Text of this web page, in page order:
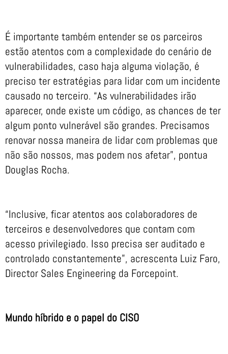
É importante também entender se os parceiros
estão atentos com a complexidade do cenário de
vulnerabilidades, caso haja alguma violação, é
preciso ter estratégias para lidar com um incidente
causado no terceiro. “As vulnerabilidades irão
aparecer, onde existe um código, as chances de ter
algum ponto vulnerável são grandes. Precisamos
renovar nossa maneira de lidar com problemas que
não são nossos, mas podem nos afetar”, pontua
Douglas Rocha.
“Inclusive, ficar atentos aos colaboradores de
terceiros e desenvolvedores que contam com
acesso privilegiado. Isso precisa ser auditado e
controlado constantemente”, acrescenta Luiz Faro,
Director Sales Engineering da Forcepoint.
Mundo híbrido e o papel do CISO